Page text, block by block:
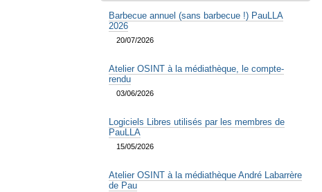
Barbecue annuel (sans barbecue !) PauLLA
2026
20/07/2026
Atelier OSINT à la médiathèque, le compte-
rendu
03/06/2026
Logiciels Libres utilisés par les membres de
PauLLA
15/05/2026
Atelier OSINT à la médiathèque André Labarrère
de Pau